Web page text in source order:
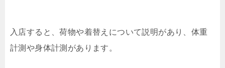
入店すると、荷物や着替えについて説明があり、体重
計測や身体計測があります。